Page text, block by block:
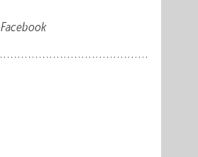
Facebook